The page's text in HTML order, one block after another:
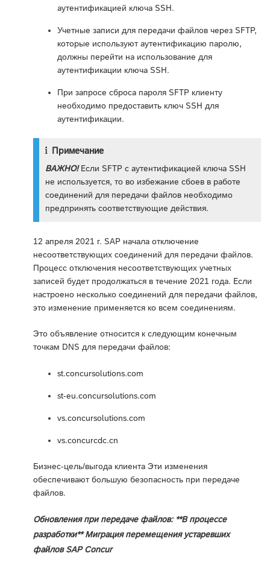
аутентификацией ключа SSH.
Учетные записи для передачи файлов через SFTP,
которые используют аутентификацию паролю,
должны перейти на использование для
аутентификации ключа SSH.
При запросе сброса пароля SFTP клиенту
необходимо предоставить ключ SSH для
аутентификации.
Примечание
ВАЖНО!Если SFTP с аутентификацией ключа SSH
не используется, то во избежание сбоев в работе
соединений для передачи файлов необходимо
предпринять соответствующие действия.
12 апреля 2021 г. SAP начала отключение
несоответствующих соединений для передачи файлов.
Процесс отключения несоответствующих учетных
записей будет продолжаться в течение 2021 года. Если
настроено несколько соединений для передачи файлов,
это изменение применяется ко всем соединениям.
Это объявление относится к следующим конечным
точкам DNS для передачи файлов:
st.concursolutions.com
st-eu.concursolutions.com
vs.concursolutions.com
vs.concurcdc.cn
Бизнес-цель/выгода клиента Эти изменения
обеспечивают большую безопасность при передаче
файлов.
Обновления при передаче файлов: **В процессе
разработки** Миграция перемещения устаревших
файлов SAP Concur